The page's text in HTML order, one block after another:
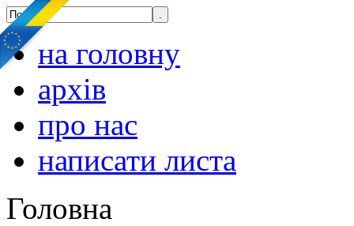
на головну
архів
про нас
написати листа
Головна